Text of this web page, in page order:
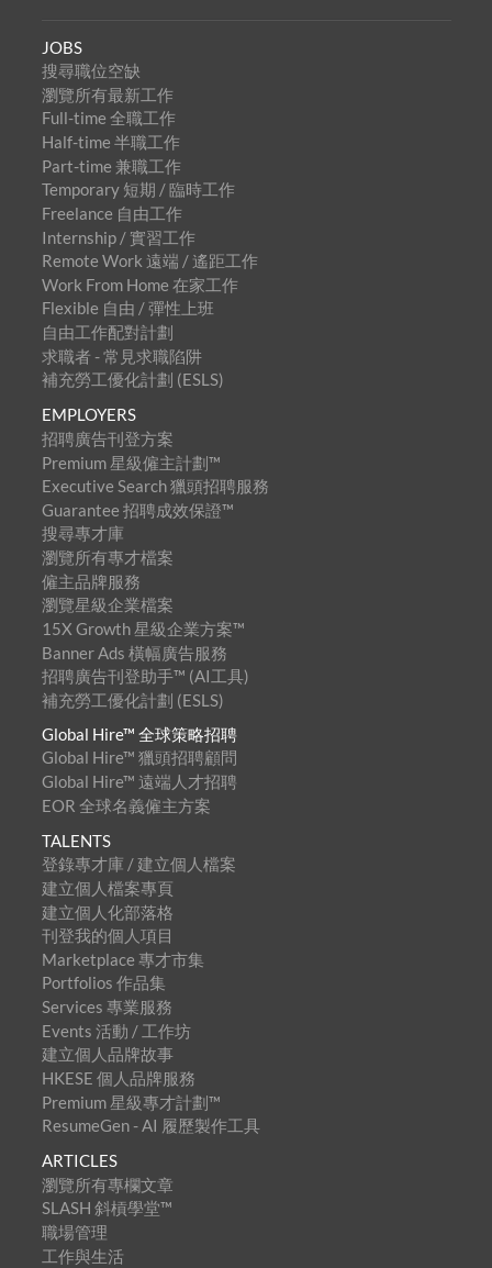
JOBS
搜尋職位空缺
瀏覽所有最新工作
Full-time 全職工作
Half-time 半職工作
Part-time 兼職工作
Temporary 短期 / 臨時工作
Freelance 自由工作
Internship / 實習工作
Remote Work 遠端 / 遙距工作
Work From Home 在家工作
Flexible 自由 / 彈性上班
自由工作配對計劃
求職者 - 常見求職陷阱
補充勞工優化計劃 (ESLS)
EMPLOYERS
招聘廣告刊登方案
Premium 星級僱主計劃™
Executive Search 獵頭招聘服務
Guarantee 招聘成效保證™
搜尋專才庫
瀏覽所有專才檔案
僱主品牌服務
瀏覽星級企業檔案
15X Growth 星級企業方案™
Banner Ads 橫幅廣告服務
招聘廣告刊登助手™ (AI工具)
補充勞工優化計劃 (ESLS)
Global Hire™ 全球策略招聘
Global Hire™ 獵頭招聘顧問
Global Hire™ 遠端人才招聘
EOR 全球名義僱主方案
TALENTS
登錄專才庫 / 建立個人檔案
建立個人檔案專頁
建立個人化部落格
刊登我的個人項目
Marketplace 專才市集
Portfolios 作品集
Services 專業服務
Events 活動 / 工作坊
建立個人品牌故事
HKESE 個人品牌服務
Premium 星級專才計劃™
ResumeGen - AI 履歷製作工具
ARTICLES
瀏覽所有專欄文章
SLASH 斜槓學堂™
職場管理
工作與生活